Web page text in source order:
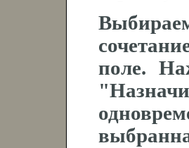
поле.